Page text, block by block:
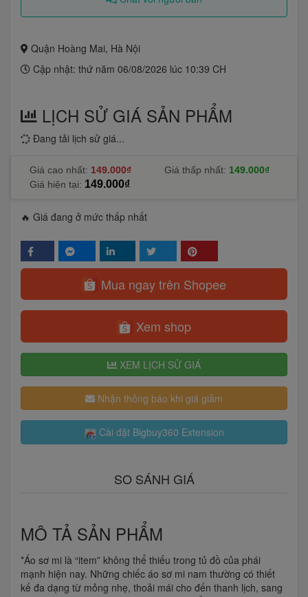
Quận Hoàng Mai, Hà Nội
Cập nhật: thứ năm 06/08/2026 lúc 10:39 CH
LỊCH SỬ GIÁ SẢN PHẨM
Đang tải lịch sử giá...
Giá cao nhất: 149.000₫ Giá thấp nhất: 149.000₫
Giá hiện tại: 149.000₫
🔥 Giá đang ở mức thấp nhất
Mua ngay trên Shopee
Xem shop
XEM LỊCH SỬ GIÁ
Nhận thông báo khi giá giảm
Cài đặt Bigbuy360 Extension
SO SÁNH GIÁ
MÔ TẢ SẢN PHẨM
*Áo sơ mi là “item” không thể thiếu trong tủ đồ của phái
mạnh hiện nay. Những chiếc áo sơ mi nam thường có thiết
kế đa dạng từ mỏng nhẹ, thoải mái cho đến thanh lịch, sang